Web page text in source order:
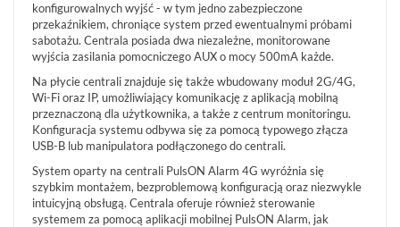
MONITORING
ALARMOWY
(20)
CZUJNIKI
(186)
ZASILANIE
(40)
OBUDOWY
(32)
konfigurowalnych wyjść - w tym jedno zabezpieczone
przekaźnikiem, chroniące system przed ewentualnymi próbami
sabotażu. Centrala posiada dwa niezależne, monitorowane
wyjścia zasilania pomocniczego AUX o mocy 500mA każde.
Na płycie centrali znajduje się także wbudowany moduł 2G/4G,
Wi-Fi oraz IP, umożliwiający komunikację z aplikacją mobilną
przeznaczoną dla użytkownika, a także z centrum monitoringu.
Konfiguracja systemu odbywa się za pomocą typowego złącza
USB-B lub manipulatora podłączonego do centrali.
System oparty na centrali PulsON Alarm 4G wyróżnia się
szybkim montażem, bezproblemową konfiguracją oraz niezwykle
intuicyjną obsługą. Centrala oferuje również sterowanie
systemem za pomocą aplikacji mobilnej PulsON Alarm, jak